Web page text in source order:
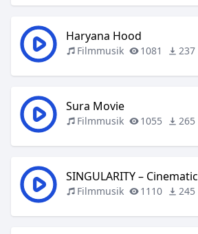
Haryana Hood
Filmmusik 1081 237
Sura Movie
Filmmusik 1055 265
SINGULARITY – Cinematic
Filmmusik 1110 245